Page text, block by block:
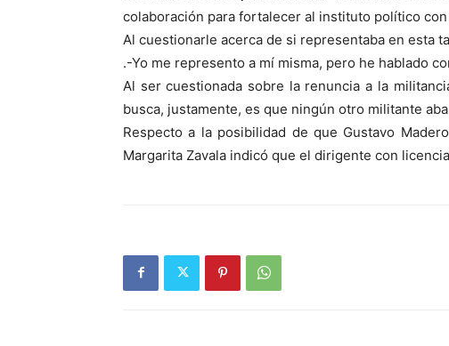
colaboración para fortalecer al instituto político
Al cuestionarle acerca de si representaba en esta
.-Yo me represento a mí misma, pero he hablado
Al ser cuestionada sobre la renuncia a la
busca, justamente, es que ningún otro militante
Respecto a la posibilidad de que Gustavo
Margarita Zavala indicó que el dirigente con